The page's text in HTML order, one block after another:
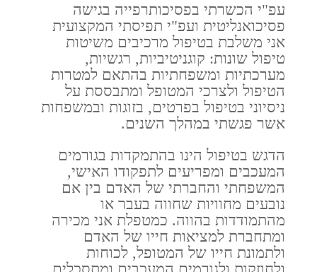
עפ"י הכשרתי בפסיכותרפייה בגישה
פסיכואנליטית ועפ"י תפיסתי המקצועית
אני משלבת בטיפול מרכיבים משיטות
טיפול שונות: קוגניטיביות, רגשיות,
מערכתיות ומשפחתיות בהתאם למטרות
הטיפול ולצרכי המטופל ומתבססת על
ניסיוני בטיפול בפרטים, בזוגות ובמשפחות
אשר פגשתי במהלך השנים.
הדגש בטיפול הינו בהתמקדות בגורמים
המעכבים ומפריעים לתפקודו האישי,
המשפחתי והחברתי של האדם בין אם
נובעים מחוויות שחווה בעבר או
מהתמודדות בהווה. כמטפלת אני מכירה
ומתחברת למציאות חייו של האדם
ולתמונת חייו של המטופל, לכוחות